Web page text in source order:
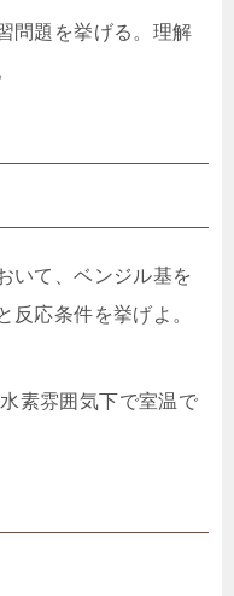
問題を挙げる。理解
いて、ベンジル基を
反応条件を挙げよ。
素雰囲気下で室温で